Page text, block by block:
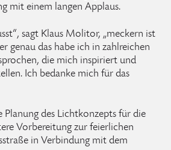
mit einem langen Applaus.
sagt Klaus Molitor, „meckern ist
genau das habe ich in zahlreichen
die mich inspiriert und
Ich bedanke mich für das
des Lichtkonzepts für die
Vorbereitung zur feierlichen
in Verbindung mit dem